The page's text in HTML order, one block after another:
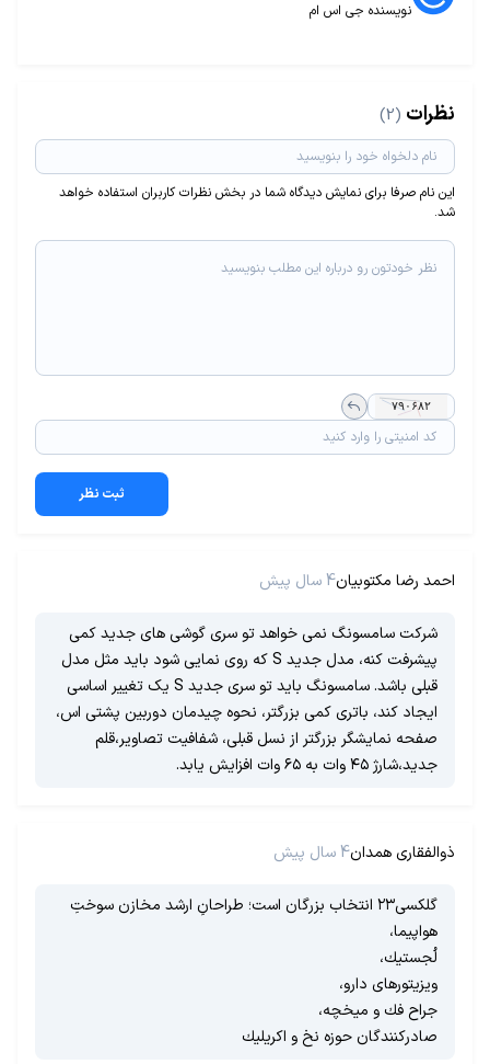
نویسنده جی اس ام
نظرات (2)
این نام صرفا برای نمایش دیدگاه شما در بخش نظرات کاربران استفاده خواهد
شد.
ثبت نظر
احمد رضا مکتوبیان4 سال پیش
شرکت سامسونگ نمی خواهد تو سری گوشی های جدید کمی
پیشرفت کنه، مدل جدید S که روی نمایی شود باید مثل مدل
قبلی باشد. سامسونگ باید تو سری جدید S یک تغییر اساسی‌
ایجاد کند، باتری کمی بزرگتر، نحوه چیدمان دوربین پشتی اس،
صفحه نمایشگر بزرگتر از نسل قبلی، شفافیت تصاویر،قلم
جدید،شارژ ۴۵ وات به ۶۵ وات افزايش یابد.
ذوالفقاری همدان4 سال پیش
گلکسی۲۳ انتخاب بزرگان است؛ طراحانِ ارشد مخازن سوختِ
هواپیما،
لُجستیك‌،
ویزیتورهای دارو،
جراح فك‌ و میخچه،
صادرکنندگان حوزه نخ و اکریلیك‌